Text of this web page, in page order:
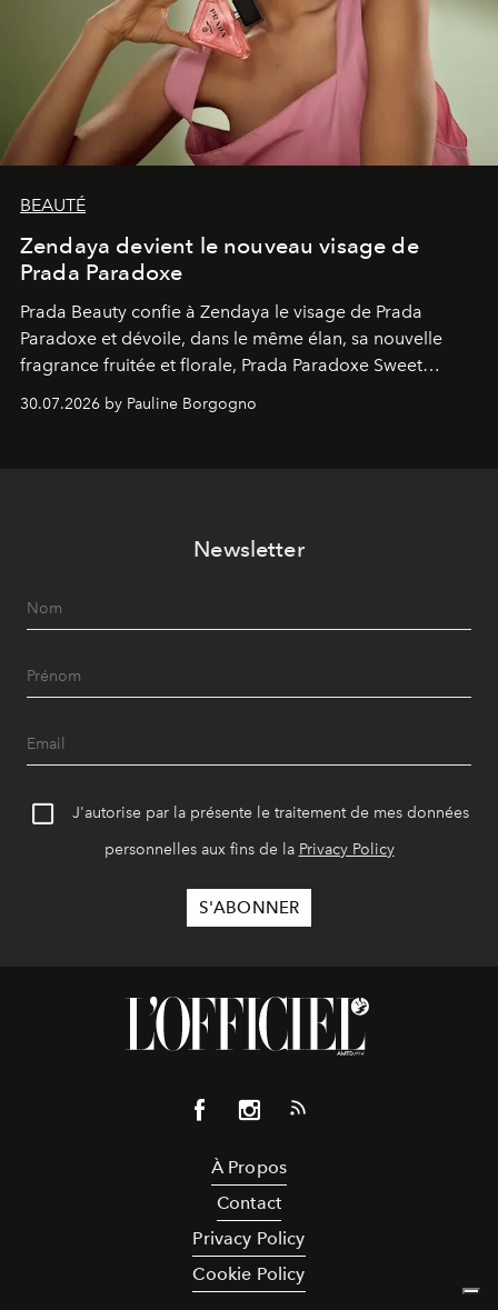
BEAUTÉ
Zendaya devient le nouveau visage de
Prada Paradoxe
Prada Beauty confie à Zendaya le visage de Prada
Paradoxe et dévoile, dans le même élan, sa nouvelle
fragrance fruitée et florale, Prada Paradoxe Sweet
Chemistry Eau de Parfum.
30.07.2026 by Pauline Borgogno
Newsletter
J'autorise par la présente le traitement de mes données
personnelles aux fins de la Privacy Policy
À Propos
Contact
Privacy Policy
Cookie Policy